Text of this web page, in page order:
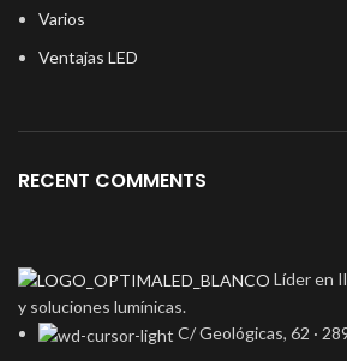
Varios
Ventajas LED
RECENT COMMENTS
Líder en
y soluciones lumínicas.
C/ Geológicas, 62 ·